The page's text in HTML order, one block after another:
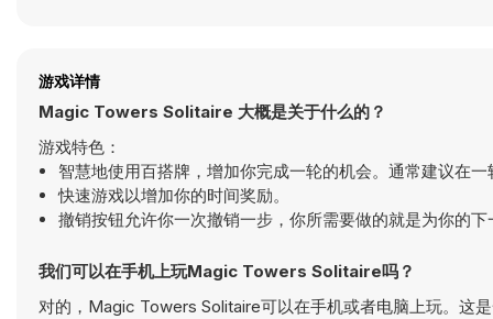
游戏详情
Magic Towers Solitaire 大概是关于什么的？
游戏特色：
智慧地使用百搭牌，增加你完成一轮的机会。通常建议在
快速游戏以增加你的时间奖励。
撤销按钮允许你一次撤销一步，你所需要做的就是为你的
我们可以在手机上玩Magic Towers Solitaire吗？
对的，Magic Towers Solitaire可以在手机或者电脑上玩。这